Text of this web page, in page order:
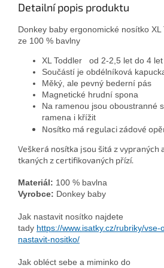
Detailní popis produktu
Donkey baby ergonomické nosítko
ze 100 % bavlny
XL Toddler od 2-2,5 let do 4
Součástí je obdélníková
Měký, ale pevný bederní pás
Magnetické hrudní spona
Na ramenou jsou oboustranné
ramena i křížit
Nosítko má regulaci zádové
Veškerá nosítka jsou šitá z vypraných
tkaných z certifikovaných přízí.
Materiál: 100 % bavlna
Vyrobce: Donkey baby
Jak nastavit nosítko najdete
tady https://www.isatky.cz/rubriky/
nastavit-nositko/
Jak obléct sebe a miminko do